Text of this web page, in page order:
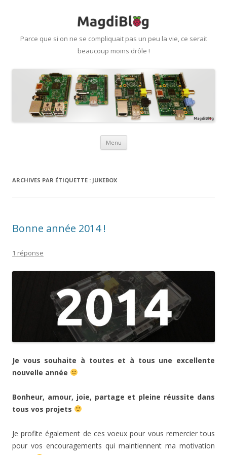
Parce que si on ne se compliquait pas un peu la vie, ce serait
beaucoup moins drôle !
Menu Aller
ARCHIVES PAR ÉTIQUETTE : JUKEBOX
Bonne année 2014 !
1 réponse
Je vous souhaite à toutes et à tous une excellente
nouvelle année
Bonheur, amour, joie, partage et pleine réussite dans
tous vos projets
Je profite également de ces voeux pour vous remercier tous
pour vos encouragements qui maintiennent ma motivation